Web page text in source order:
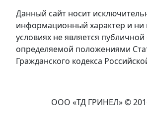
Данный сайт носит
информационный характер и ни
условиях не является
определяемой положениями
Гражданского кодекса
ООО «ТД ГРИНЕЛ» ©